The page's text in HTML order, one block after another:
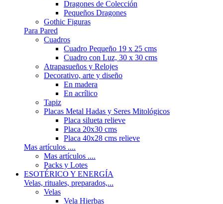
Dragones de Colección
Pequeños Dragones
Gothic Figuras
Para Pared
Cuadros
Cuadro Pequeño 19 x 25 cms
Cuadro con Luz, 30 x 30 cms
Atrapasueños y Relojes
Decorativo, arte y diseño
En madera
En acrílico
Tapiz
Placas Metal Hadas y Seres Mitológicos
Placa silueta relieve
Placa 20x30 cms
Placa 40x28 cms relieve
Mas artículos ....
Mas artículos ....
Packs y Lotes
ESOTÉRICO Y ENERGÍA
Velas, rituales, preparados,...
Velas
Vela Hierbas